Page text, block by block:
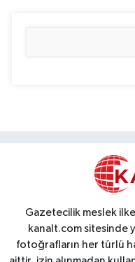
Gazetecilik meslek
kanalt.com sitesinde
fotoğrafların her türlü